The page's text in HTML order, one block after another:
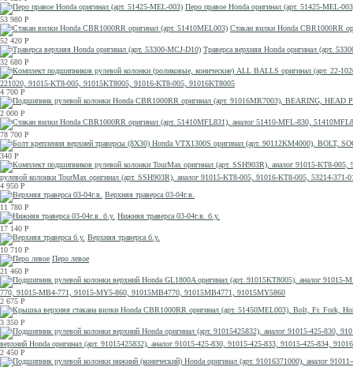
Перо правое Honda оригинал (арт. 51425-MEL-
53 980 Р
Стакан вилки Honda CBR1000RR
52 420 Р
Траверса верхняя Honda оригинал (арт.
32 680 Р
221020, 91015-KT8-005, 91015KT8005, 91016-KT8-005, 91016KT8005
4 700 Р
2 000 Р
78 700 Р
340 Р
рулевой колонки TourMax оригинал (арт. SSH903R), аналог 91015-KT8-005, 91016-KT8-005, 53214-
4 950 Р
Верхняя траверса 03-04г.в.
11 780 Р
Нижняя траверса 03-04г.в. б.у.
17 140 Р
Верхняя траверса б.у.
10 710 Р
Перо левое
21 460 Р
770, 91015-MB4-771, 91015-MY5-860, 91015MB4770, 91015MB4771, 91015MY5860
2 675 Р
3 350 Р
верхний Honda оригинал (арт. 91015425832), аналог 91015-425-830, 91015-425-833, 91015-425-834,
2 450 Р